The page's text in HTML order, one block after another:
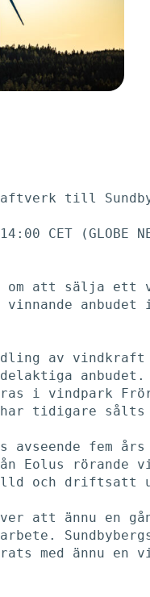
till
CET (GLOBE
om att sälja ett
anbudet
av vindkraft
i vindpark
tidigare
avseende fem
Eolus rörande
och driftsatt
att ännu en
med ännu